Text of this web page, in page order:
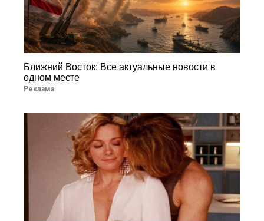
Ближний Восток: Все актуальные новости в
одном месте
Реклама